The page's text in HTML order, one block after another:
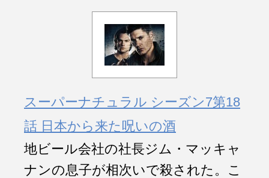
スーパーナチュラル シーズン7第18
話 日本から来た呪いの酒
地ビール会社の社長ジム・マッキャ
ナンの息子が相次いで殺された。こ